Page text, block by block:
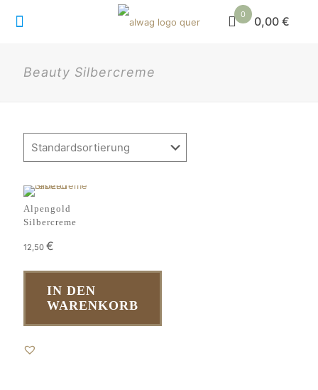
0 0,00 €
Beauty Silbercreme
Alpengold
Silbercreme
12,50 €
IN DEN
WARENKORB